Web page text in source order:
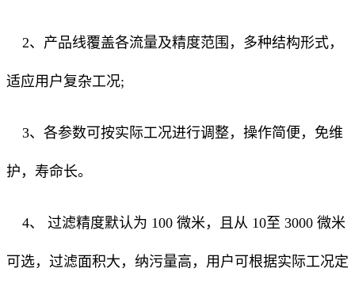
2、产品线覆盖各流量及精度范围，多种结构形式，
适应用户复杂工况;
3、各参数可按实际工况进行调整，操作简便，免维
护，寿命长。
4、 过滤精度默认为 100 微米，且从 10至 3000 微米
可选，过滤面积大，纳污量高，用户可根据实际工况定